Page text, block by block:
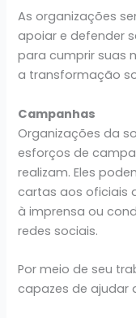
As organizações
apoiar e defender
para cumprir suas
a transformação
Campanhas
Organizações da
esforços de
realizam. Eles
cartas aos oficiais
à imprensa ou
redes sociais.
Por meio de seu
capazes de ajudar